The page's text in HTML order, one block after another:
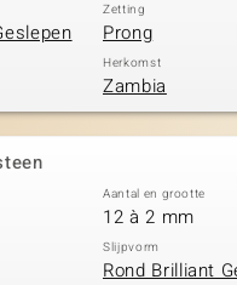
Zetting
Prong
Herkomst
Zambia
Aantal en grootte
12 à 2 mm
Slijpvorm
Rond Brilliant